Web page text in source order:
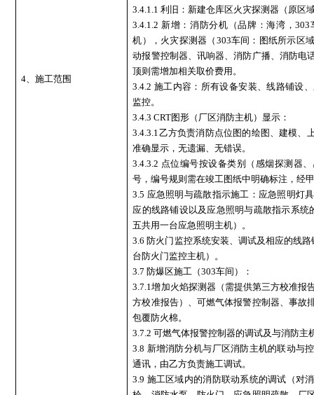
4、施工范围
3.4.1.1 利旧：新建仓库区火灾探测器（原区
3.4.1.2 新增：消防分机（品牌：海湾，
机），火灾探测器（303车间：图纸所示区
动报警控制器、讯响器、消防广播、消防电
顶则需增加相关取价费用。
3.4.2 施工内容：所有设备安装、线路铺设
监控。
3.4.3 CRT图形（厂区消防主机）显示：
3.4.3.1乙方负责消防点位图的绘图、建模、
准确显示，无遗漏、无错误。
3.4.3.2 点位编号按设备类别（感烟探测器
号，编号规则需在竣工图纸中明确标注，经
3.5 应急照明与疏散指示施工：应急照明灯
应的线路铺设以及应急照明与疏散指示系统
五共用一台应急照明主机）。
3.6 防火门监控系统安装、调试及相应的线
台防火门监控主机）。
3.7 防爆区施工（303车间）：
3.7.1增加火焰探测器（需提供第三方校准报
方校准报告）、可燃气体报警控制器、事故
包覆防火棉。
3.7.2 可燃气体报警控制器的调试及与消防主
3.8 新增消防分机与厂区消防主机的联动与
通讯，由乙方负责施工调试。
3.9 施工区域内的消防联动系统的调试（对